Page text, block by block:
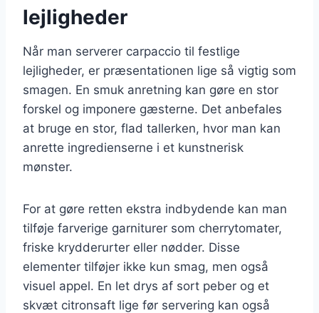
lejligheder
Når man serverer carpaccio til festlige
lejligheder, er præsentationen lige så vigtig som
smagen. En smuk anretning kan gøre en stor
forskel og imponere gæsterne. Det anbefales
at bruge en stor, flad tallerken, hvor man kan
anrette ingredienserne i et kunstnerisk
mønster.
For at gøre retten ekstra indbydende kan man
tilføje farverige garniturer som cherrytomater,
friske krydderurter eller nødder. Disse
elementer tilføjer ikke kun smag, men også
visuel appel. En let drys af sort peber og et
skvæt citronsaft lige før servering kan også